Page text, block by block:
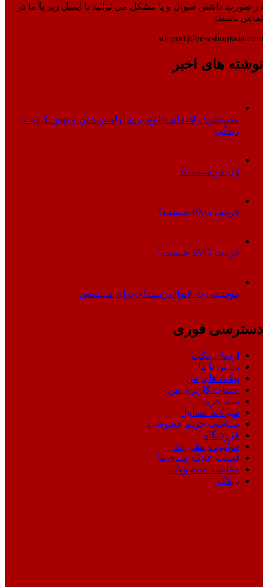
در صورت داشتن سوال و یا مشکل می توانید با ایمیل زیر با ما در
تماس باشید:
support@newshopkala.com
نوشته های اخیر
مدیتیشن: راهنمای جامع برای آرامش ذهن و بهبود کیفیت
زندگی
ژل مو چیست؟
فرمت PNG چیست؟
فرمت SVG چیست؟
موسیقی به عنوان زمینه‌ای برای مدیتیشن
دسترسی فوری
ارسال تیکت
تماس با ما
تیکت های من
حساب کاربری من
سبد خرید
سوالات متداول
سیاست حریم خصوصی
فروشگاه
قوانین و مقررات
لیست علاقه مندی ها
مقایسه محصولات
وبلاگ